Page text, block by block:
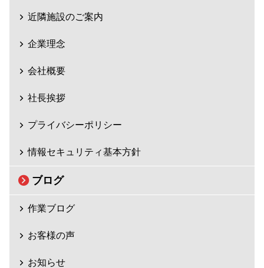
近隣施設のご案内
企業理念
会社概要
社長挨拶
プライバシーポリシー
情報セキュリティ基本方針
ブログ
作業ブログ
お客様の声
お知らせ